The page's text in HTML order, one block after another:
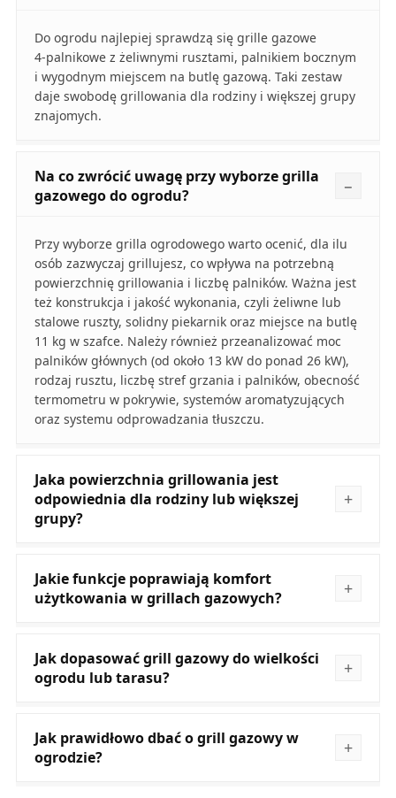
Do ogrodu najlepiej sprawdzą się grille gazowe
4‑palnikowe z żeliwnymi rusztami, palnikiem bocznym
i wygodnym miejscem na butlę gazową. Taki zestaw
daje swobodę grillowania dla rodziny i większej grupy
znajomych.
Na co zwrócić uwagę przy wyborze grilla
gazowego do ogrodu?
Przy wyborze grilla ogrodowego warto ocenić, dla ilu
osób zazwyczaj grillujesz, co wpływa na potrzebną
powierzchnię grillowania i liczbę palników. Ważna jest
też konstrukcja i jakość wykonania, czyli żeliwne lub
stalowe ruszty, solidny piekarnik oraz miejsce na butlę
11 kg w szafce. Należy również przeanalizować moc
palników głównych (od około 13 kW do ponad 26 kW),
rodzaj rusztu, liczbę stref grzania i palników, obecność
termometru w pokrywie, systemów aromatyzujących
oraz systemu odprowadzania tłuszczu.
Jaka powierzchnia grillowania jest
odpowiednia dla rodziny lub większej
grupy?
Jakie funkcje poprawiają komfort
użytkowania w grillach gazowych?
Jak dopasować grill gazowy do wielkości
ogrodu lub tarasu?
Jak prawidłowo dbać o grill gazowy w
ogrodzie?